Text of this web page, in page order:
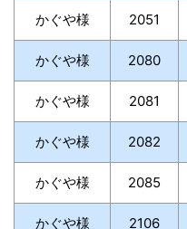
かぐや様 2051
かぐや様 2080
かぐや様 2081
かぐや様 2082
かぐや様 2085
かぐや様 2106